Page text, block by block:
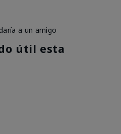
a un amigo
útil esta